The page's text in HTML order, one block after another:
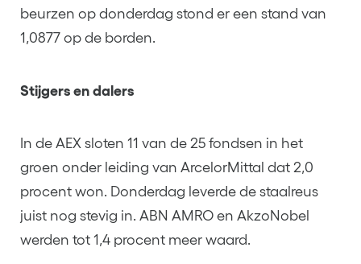
beurzen op donderdag stond er een stand van
1,0877 op de borden.
Stijgers en dalers
In de AEX sloten 11 van de 25 fondsen in het
groen onder leiding van ArcelorMittal dat 2,0
procent won. Donderdag leverde de staalreus
juist nog stevig in. ABN AMRO en AkzoNobel
werden tot 1,4 procent meer waard.